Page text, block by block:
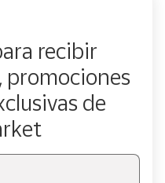
recibir
promociones
de